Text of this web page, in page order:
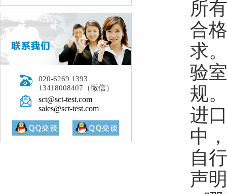
020-6269 1393
13418008407（微信）
sct@sct-test.com
sales@sct-test.com
所
合
求
验
规
进
中
自
声